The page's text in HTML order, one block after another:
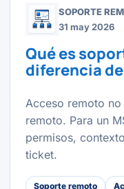
SOPORTE
31 may 2026
Qué es
diferencia
Acceso remoto
remoto. Para un
permisos,
ticket.
Soporte remoto